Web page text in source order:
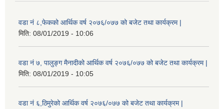
वडा नं ८,फेकको आर्थिक वर्ष २०७६/०७७ को बजेट तथा कार्यक्रम |
मिति: 08/01/2019 - 10:06
वडा नं ७, पालुङ्ग मैनादीको आर्थिक वर्ष २०७६/०७७ को बजेट तथा कार्यक्रम |
मिति: 08/01/2019 - 10:05
वडा नं ६,ठिमुरेको आर्थिक वर्ष २०७६/०७७ को बजेट तथा कार्यक्रम |